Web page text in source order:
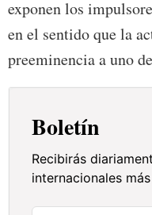
exponen los
en el sentido que la
preeminencia a uno
Boletín
Recibirás
internacionales